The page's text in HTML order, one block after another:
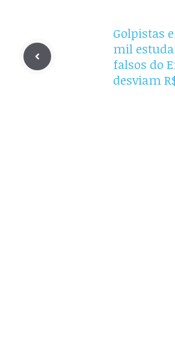
Golpistas
mil
falsos do
desviam